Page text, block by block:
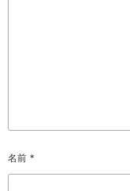
名前*